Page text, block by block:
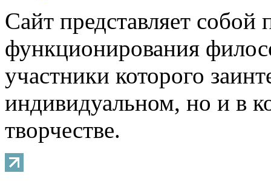
Сайт представляет собой
функционирования
участники которого
индивидуальном, но и в
творчестве.